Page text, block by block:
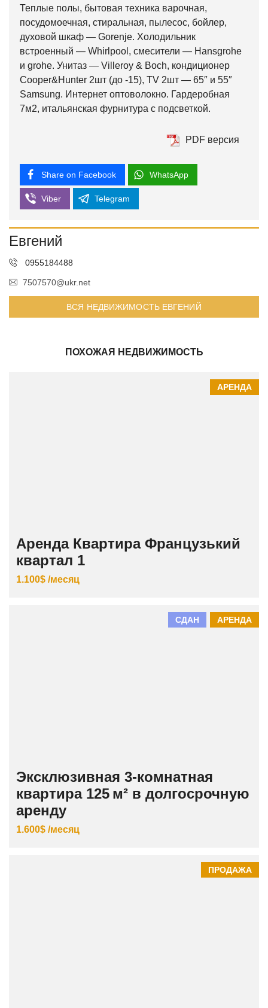
Теплые полы, бытовая техника варочная,
посудомоечная, стиральная, пылесос, бойлер,
духовой шкаф — Gorenje. Холодильник
встроенный — Whirlpool, смесители — Hansgrohe
и grohe. Унитаз — Villeroy & Boch, кондиционер
Cooper&Hunter 2шт (до -15), ТV 2шт — 65″ и 55″
Samsung. Интернет оптоволокно. Гардеробная
7м2, итальянская фурнитура с подсветкой.
PDF версия
Share on Facebook WhatsApp
Viber Telegram
Евгений
0955184488
7507570@ukr.net
ВСЯ НЕДВИЖИМОСТЬ ЕВГЕНИЙ
ПОХОЖАЯ НЕДВИЖИМОСТЬ
АРЕНДА
Аренда Квартира Французький
квартал 1
1.100$ /месяц
АРЕНДА
СДАН
Эксклюзивная 3‑комнатная
квартира 125 м² в долгосрочную
аренду
1.600$ /месяц
ПРОДАЖА